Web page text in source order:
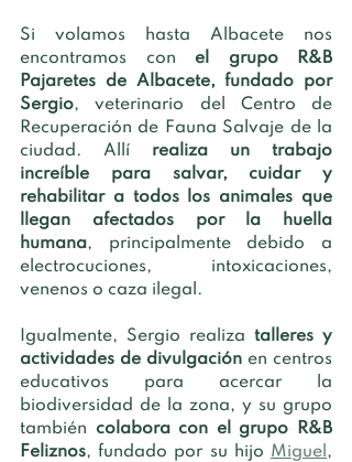
Si volamos hasta Albacete nos
encontramos con el grupo R&B
Pajaretes de Albacete, fundado por
Sergio, veterinario del Centro de
Recuperación de Fauna Salvaje de la
ciudad. Allí realiza un trabajo
increíble para salvar, cuidar y
rehabilitar a todos los animales que
llegan afectados por la huella
humana, principalmente debido a
electrocuciones, intoxicaciones,
venenos o caza ilegal.
Igualmente, Sergio realiza talleres y
actividades de divulgación en centros
educativos para acercar la
biodiversidad de la zona, y su grupo
también colabora con el grupo R&B
Feliznos, fundado por su hijo Miguel ,